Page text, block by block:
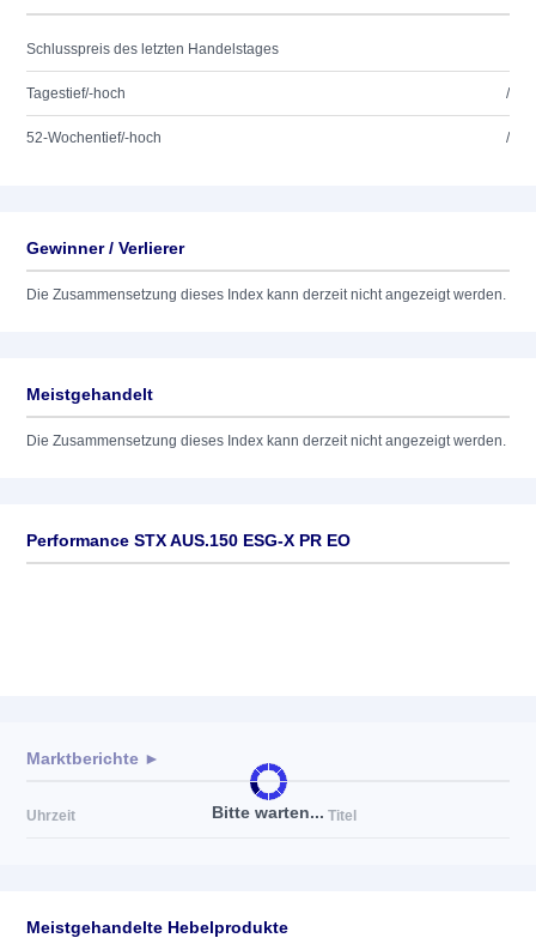
Schlusspreis des letzten Handelstages
Tagestief/-hoch /
52-Wochentief/-hoch /
Gewinner / Verlierer
Die Zusammensetzung dieses Index kann derzeit nicht angezeigt werden.
Meistgehandelt
Die Zusammensetzung dieses Index kann derzeit nicht angezeigt werden.
Performance STX AUS.150 ESG-X PR EO
Bitte warten...
Marktberichte ►
Uhrzeit Titel
Meistgehandelte Hebelprodukte